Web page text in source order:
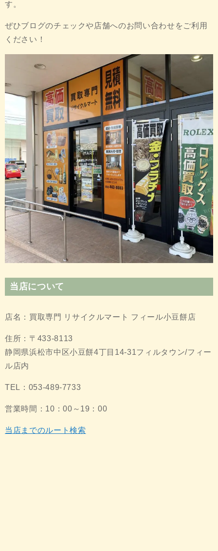
す。
ぜひブログのチェックや店舗へのお問い合わせをご利用
ください！
当店について
店名：買取専門 リサイクルマート フィール小豆餅店
住所：〒433-8113
静岡県浜松市中区小豆餅4丁目14-31フィルタウン/フィー
ル店内
TEL：053-489-7733
営業時間：10：00～19：00
当店までのルート検索